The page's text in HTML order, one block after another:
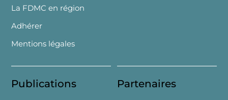
La FDMC en région
Adhérer
Mentions légales
Publications Partenaires